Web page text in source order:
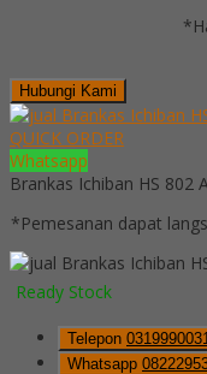
Hubungi Kami
QUICK ORDER
Whatsapp
Brankas Ichiban HS 802 A
*Pemesanan dapat
Ready Stock
Telepon
Whatsapp